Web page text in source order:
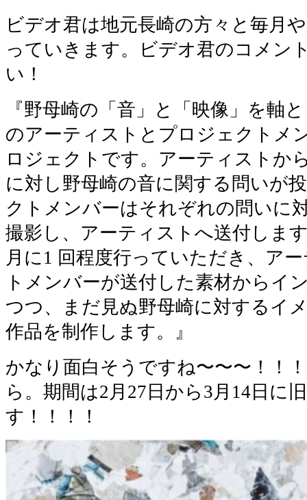
ビデオ君は地元長崎の方々と毎月
っていきます。ビデオ君のコメン
い！
『野母崎の「音」と「映像」を軸
のアーティストとプロジェクトメ
ロジェクトです。アーティストか
に対し野母崎の音に関する問いが
クトメンバーはそれぞれの問いに
撮影し、アーティストへ送付しま
月に1 回程度行っていただき、ア
トメンバーが送付した素材からイ
つつ、まだ見ぬ野母崎に対するイ
作品を制作します。』
かなり面白そうですね〜〜〜！！
ら。期間は2月27日から3月14日に
す！！！！